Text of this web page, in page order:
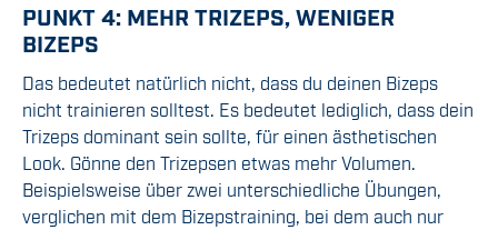
PUNKT 4: MEHR TRIZEPS, WENIGER
BIZEPS
Das bedeutet natürlich nicht, dass du deinen Bizeps
nicht trainieren solltest. Es bedeutet lediglich, dass dein
Trizeps dominant sein sollte, für einen ästhetischen
Look. Gönne den Trizepsen etwas mehr Volumen.
Beispielsweise über zwei unterschiedliche Übungen,
verglichen mit dem Bizepstraining, bei dem auch nur